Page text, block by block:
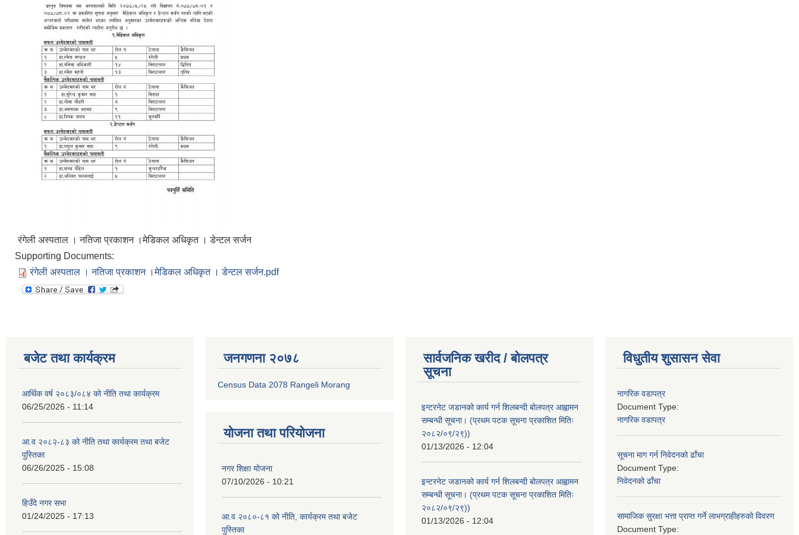
रंगेली अस्पताल । नतिजा प्रकाशन ।मेडिकल अधिकृत । डेन्टल सर्जन
Supporting Documents:
रंगेली अस्पताल । नतिजा प्रकाशन ।मेडिकल अधिकृत । डेन्टल सर्जन.pdf
बजेट तथा कार्यक्रम
आर्थिक वर्ष २०८३/०८४ को नीति तथा कार्यक्रम
06/25/2026 - 11:14
आ.व २०८२-८३ को नीति तथा कार्यक्रम तथा बजेट
पुस्तिका
06/26/2025 - 15:08
हिउँदे नगर सभा
01/24/2025 - 17:13
जनगणना २०७८
Census Data 2078 Rangeli Morang
योजना तथा परियोजना
नगर शिक्षा योजना
07/10/2026 - 10:21
आ.व २०८०-८१ को नीति, कार्यक्रम तथा बजेट
पुस्तिका
सार्वजनिक खरीद / बोलपत्र
सूचना
इन्टरनेट जडानको कार्य गर्न शिलबन्दी बोलपत्र आह्वामन
सम्बन्धी सूचना। (प्रथम पटक सूचना प्रकाशित मितिः
२०८२/०९/२९))
01/13/2026 - 12:04
इन्टरनेट जडानको कार्य गर्न शिलबन्दी बोलपत्र आह्वामन
सम्बन्धी सूचना। (प्रथम पटक सूचना प्रकाशित मितिः
२०८२/०९/२९))
01/13/2026 - 12:04
विधुतीय शुसासन सेवा
नागरिक वडापत्र
Document Type:
नागरिक वडापत्र
सूचना माग गर्न निवेदनको ढाँचा
Document Type:
निवेदनको ढाँचा
सामाजिक सुरक्षा भत्ता प्राप्त गर्ने लाभग्राहीहरुको विवरण
Document Type: